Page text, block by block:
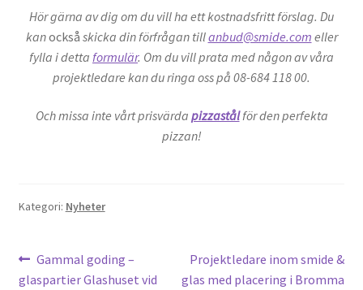
Hör gärna av dig om du vill ha ett kostnadsfritt förslag. Du
kanockså skicka din förfrågan tillanbud@smide.com eller
fylla i detta formulär. Om du vill prata med någon av våra
projektledare kan du ringa oss på 08-684 118 00.
Och missa inte vårt prisvärda pizzastålför den perfekta
pizzan!
Kategori: Nyheter
Inläggsnavigering
Föregående
inlägg:
Gammal goding –
glaspartier Glashuset vid
Nästa
inlägg:
Projektledare inom smide &
glas med placering i Bromma